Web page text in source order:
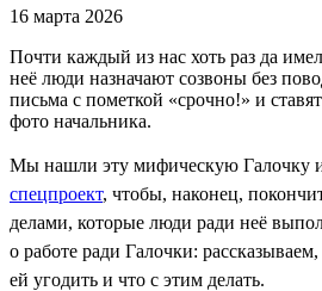
16 марта 2026
Почти каждый из нас хоть раз да
неё люди назначают созвоны без
письма с пометкой «срочно!» и
фото начальника.
Мы нашли эту мифическую Галочку и
спецпроект, чтобы, наконец,
делами, которые люди ради неё
о работе ради Галочки:
ей угодить и что с этим делать.